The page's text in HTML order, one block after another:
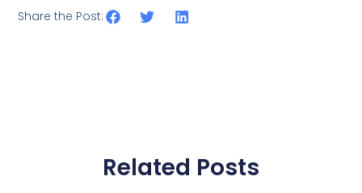
Share the Post:
Related Posts